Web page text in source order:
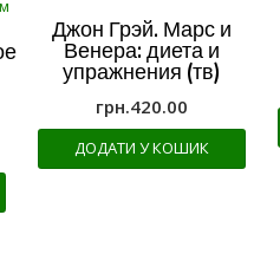
Джон Грэй. Марс и
Венера: диета и
упражнения (тв)
грн.420.00
ДОДАТИ У КОШИК